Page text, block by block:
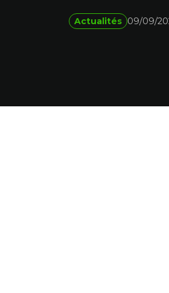
Actualités 09/09/